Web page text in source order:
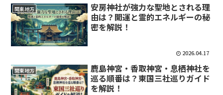
関東地方
安房神社が強力な聖地とされる理
由は？開運と霊的エネルギーの秘
密を解説！
2026.04.17
関東地方
鹿島神宮・香取神宮・息栖神社を
巡る順番は？東国三社巡りガイド
を解説！